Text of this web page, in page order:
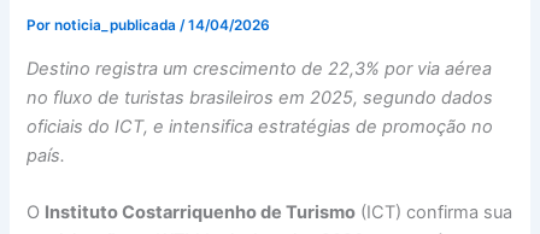
Pornoticia_publicada/14/04/2026
Destino registra um crescimento de 22,3% por via aérea
no fluxo de turistas brasileiros em 2025, segundo dados
oficiais do ICT, e intensifica estratégias de promoção no
país.
O Instituto Costarriquenho de Turismo (ICT) confirma sua